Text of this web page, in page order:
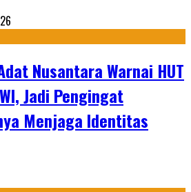
Nusantara Warnai HUT
Jadi Pengingat
Menjaga Identitas